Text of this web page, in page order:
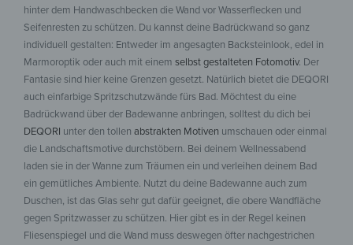
hinter dem Handwaschbecken die Wand vor Wasserflecken und
Seifenresten zu schützen. Du kannst deine Badrückwand so ganz
individuell gestalten: Entweder im angesagten Backsteinlook, edel in
Marmoroptik oder auch mit einem selbst gestalteten Fotomotiv. Der
Fantasie sind hier keine Grenzen gesetzt. Natürlich bietet die DEQORI
auch einfarbige Spritzschutzwände fürs Bad. Möchtest du eine
Badrückwand über der Badewanne anbringen, solltest du dich bei
DEQORI unter den tollen abstrakten Motiven umschauen oder einmal
die Landschaftsmotive durchstöbern. Bei deinem Wellnessabend
laden sie in der Wanne zum Träumen ein und verleihen deinem Bad
ein gemütliches Ambiente. Nutzt du deine Badewanne auch zum
Duschen, ist das Glas sehr gut dafür geeignet, die obere Wandfläche
gegen Spritzwasser zu schützen. Hier gibt es in der Regel keinen
Fliesenspiegel und die Wand muss deswegen öfter nachgestrichen